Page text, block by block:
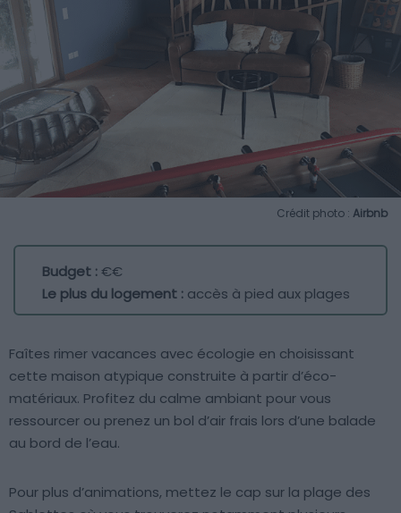
Crédit photo : Airbnb
Budget :€€
Le plus du logement : accès à pied aux plages
Faîtes rimer vacances avec écologie en choisissant
cette maison atypique construite à partir d’éco-
matériaux. Profitez du calme ambiant pour vous
ressourcer ou prenez un bol d’air frais lors d’une balade
au bord de l’eau.
Pour plus d’animations, mettez le cap sur la plage des